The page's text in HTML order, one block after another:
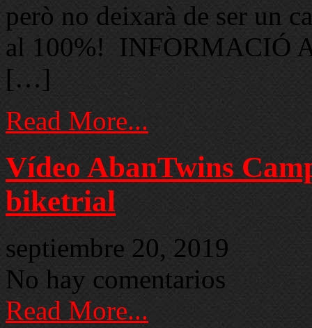
però no deixarà de ser un
al 100%! INFORMACIÓ
[…]
Read More...
Vídeo AbanTwins
biketrial
septiembre 20, 2019
No hay comentarios
Read More...